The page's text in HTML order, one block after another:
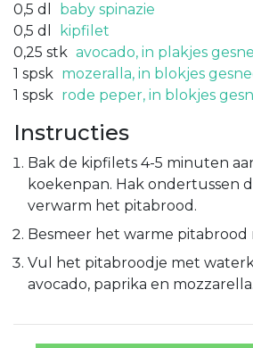
0,5 dl
baby spinazie
0,5 dl
kipfilet
0,25 stk avocado, in plakjes
1 spsk mozeralla, in blokjes
1 spsk rode peper, in blokjes
Instructies
Bak de kipfilets 4-5 minuten
koekenpan. Hak ondertussen
verwarm het pitabrood.
Besmeer het warme pitabrood
Vul het pitabroodje met
avocado, paprika en